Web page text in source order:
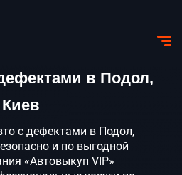
в Подол,
Киев
с дефектами в Подол,
и по выгодной
«Автовыкуп VIP»